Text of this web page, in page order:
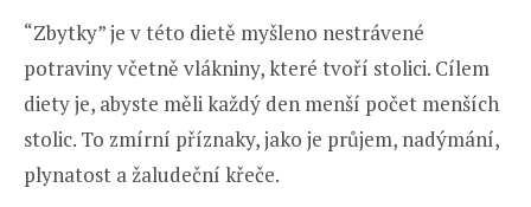
“Zbytky” je v této dietě myšleno nestrávené
potraviny včetně vlákniny, které tvoří stolici. Cílem
diety je, abyste měli každý den menší počet menších
stolic. To zmírní příznaky, jako je průjem, nadýmání,
plynatost a žaludeční křeče.